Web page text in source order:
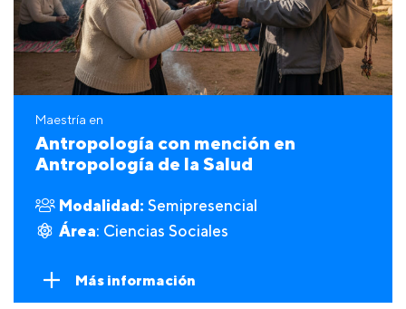
Maestría en
Antropología con mención en
Antropología de la Salud
Modalidad: Semipresencial
Área: Ciencias Sociales
Más información